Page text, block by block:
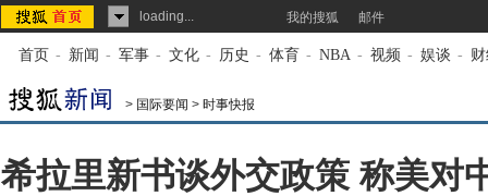
loading... 我的搜狐 邮件
首页 - 新闻 - 军事 - 文化 - 历史 - 体育 - NBA - 视频 - 娱谈 -
> 国际要闻 > 时事快报
希拉里新书谈外交政策 称美对